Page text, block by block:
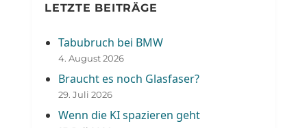
LETZTE BEITRÄGE
Tabubruch bei BMW
4. August 2026
Braucht es noch Glasfaser?
29. Juli 2026
Wenn die KI spazieren geht